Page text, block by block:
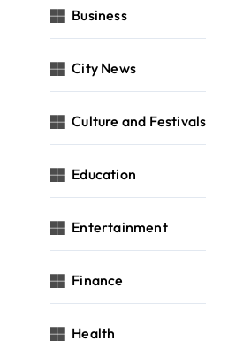
Business
City News
Culture and Festivals
Education
Entertainment
Finance
Health